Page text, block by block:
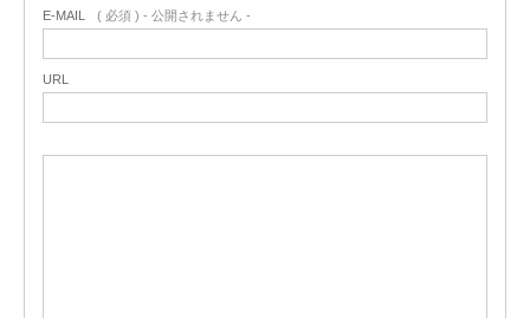
E-MAIL ( 必須 ) - 公開されません -
URL